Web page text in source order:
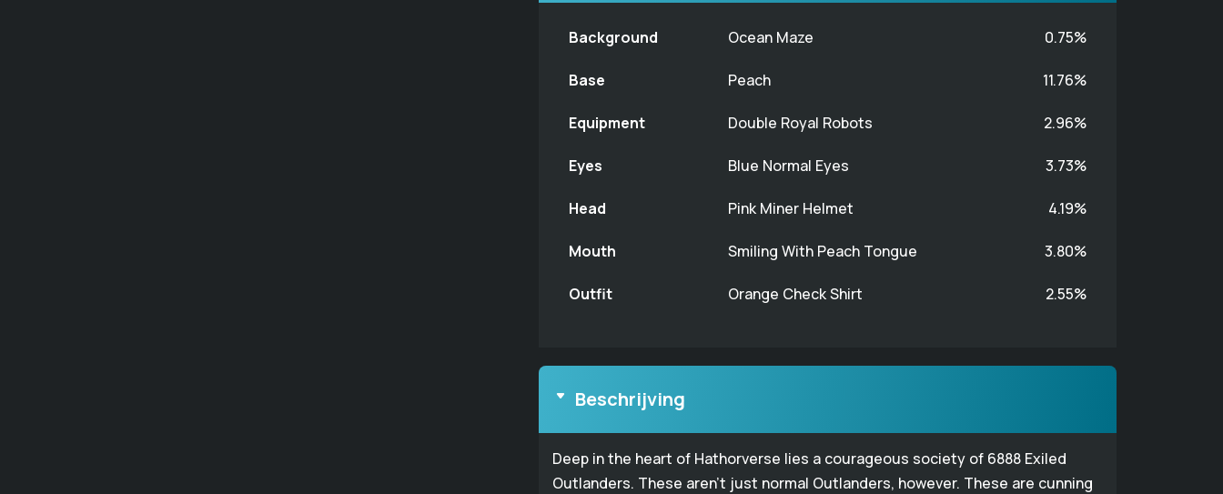
Background Ocean Maze 0.75%
Base Peach 11.76%
Equipment Double Royal Robots 2.96%
Eyes Blue Normal Eyes 3.73%
Head Pink Miner Helmet 4.19%
Mouth Smiling With Peach Tongue 3.80%
Outfit Orange Check Shirt 2.55%
Beschrijving
Deep in the heart of Hathorverse lies a courageous society of 6888 Exiled
Outlanders. These aren't just normal Outlanders, however. These are cunning